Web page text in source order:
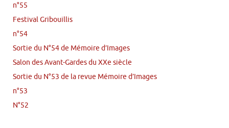
n°55
Festival Gribouillis
n°54
Sortie du N°54 de Mémoire d’Images
Salon des Avant-Gardes du XXe siècle
Sortie du N°53 de la revue Mémoire d’Images
n°53
N°52